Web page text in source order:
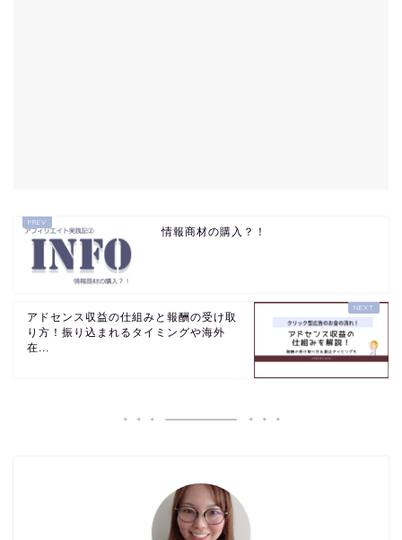
情報商材の購入？！
アドセンス収益の仕組みと報酬の受け取
り方！振り込まれるタイミングや海外
在...